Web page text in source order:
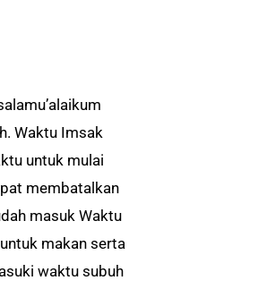
Waktu Imsak
untuk mulai
membatalkan
masuk Waktu
makan serta
waktu subuh